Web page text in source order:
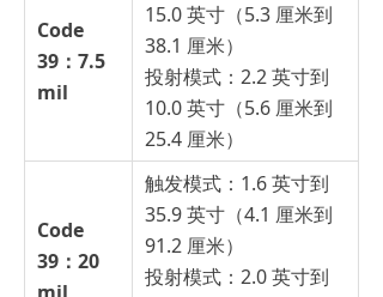
Code
39：7.5
mil
15.0 英寸（5.3 厘米到
38.1 厘米）
投射模式：2.2 英寸到
10.0 英寸（5.6 厘米到
25.4 厘米）
Code
39：20
触发模式：1.6 英寸到
35.9 英寸（4.1 厘米到
91.2 厘米）
投射模式：2.0 英寸到